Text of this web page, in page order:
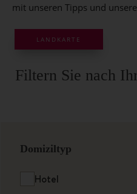
mit unseren Tipps und
LANDKARTE
Filtern Sie nach
Domiziltyp
Hotel